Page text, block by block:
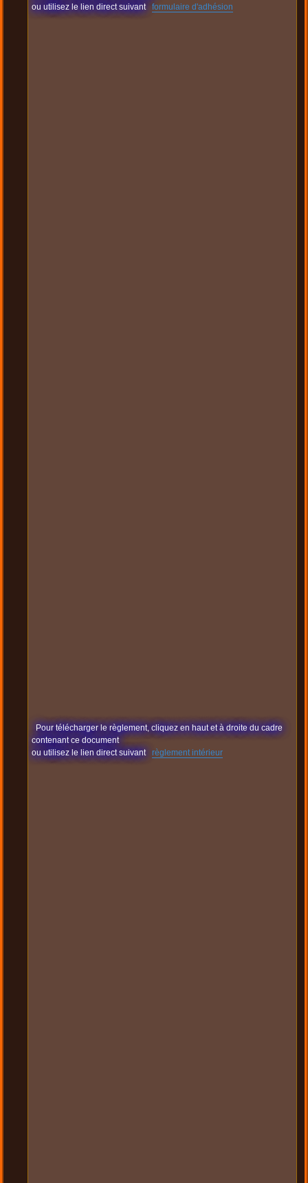
ou utilisez le lien direct suivant
formulaire d'adhésion
Pour télécharger le règlement, cliquez en haut et à droite du cadre
contenant ce document
ou utilisez le lien direct suivant
règlement intérieur